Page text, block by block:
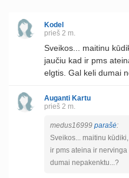
Kodel
prieš 2 m.
Sveikos... maitinu
jaučiu kad ir pms
elgtis. Gal keli dumai
Auganti Kartu
prieš 2 m.
medus16999 parašė:
Sveikos... maitinu
ir pms ateina ir
dumai nepakenktu...?